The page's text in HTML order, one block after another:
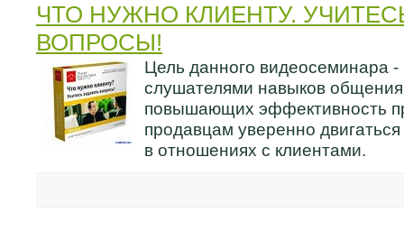
ЧТО НУЖНО КЛИЕНТУ.
ВОПРОСЫ!
Цель данного видеосеминара -
слушателями навыков
повышающих эффективность
продавцам уверенно
в отношениях с клиентами.